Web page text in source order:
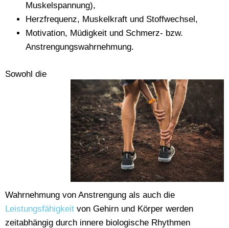
Muskelspannung),
Herzfrequenz, Muskelkraft und Stoffwechsel,
Motivation, Müdigkeit und Schmerz- bzw.
Anstrengungswahrnehmung.
Sowohl die
Wahrnehmung von Anstrengung als auch die
Leistungsfähigkeit von Gehirn und Körper werden
zeitabhängig durch innere biologische Rhythmen